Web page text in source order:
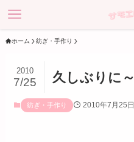
ホーム 紡ぎ・手作り
久しぶりに～
2010
7/25
紡ぎ・手作り 2010年7月25日